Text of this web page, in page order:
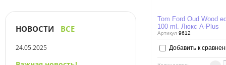
Tom Ford Oud Wood
100 ml. Люкс A-Plus
Артикул 9612
Добавить к
НОВОСТИ ВСЕ
24.05.2025